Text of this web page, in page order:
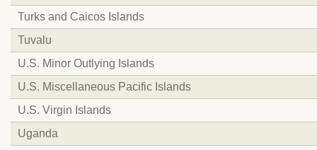
Turks and Caicos Islands
Tuvalu
U.S. Minor Outlying Islands
U.S. Miscellaneous Pacific Islands
U.S. Virgin Islands
Uganda